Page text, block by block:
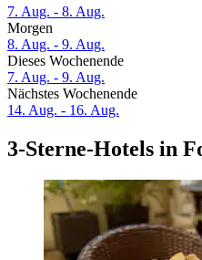
7. Aug. - 8. Aug.
Morgen
8. Aug. - 9. Aug.
Dieses Wochenende
7. Aug. - 9. Aug.
Nächstes Wochenende
14. Aug. - 16. Aug.
3-Sterne-Hotels in